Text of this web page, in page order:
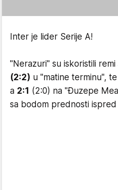
Inter je lider Serije A!
"Nerazuri" su iskoristili
(2:2) u "matine terminu",
a 2:1 (2:0) na "Đuzepe
sa bodom prednosti